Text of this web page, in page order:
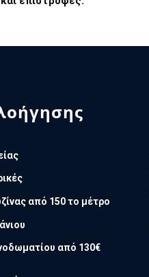
από 150 το μέτρο
από 130€